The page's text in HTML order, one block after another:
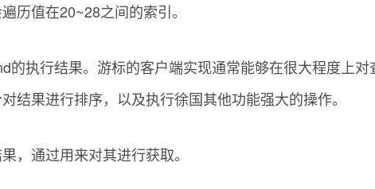
历值在20~28之间的索引。
的执行结果。游标的客户端实现通常能够在很大程度上
结果进行排序，以及执行徐国其他功能强大的操作。
，通过用来对其进行获取。